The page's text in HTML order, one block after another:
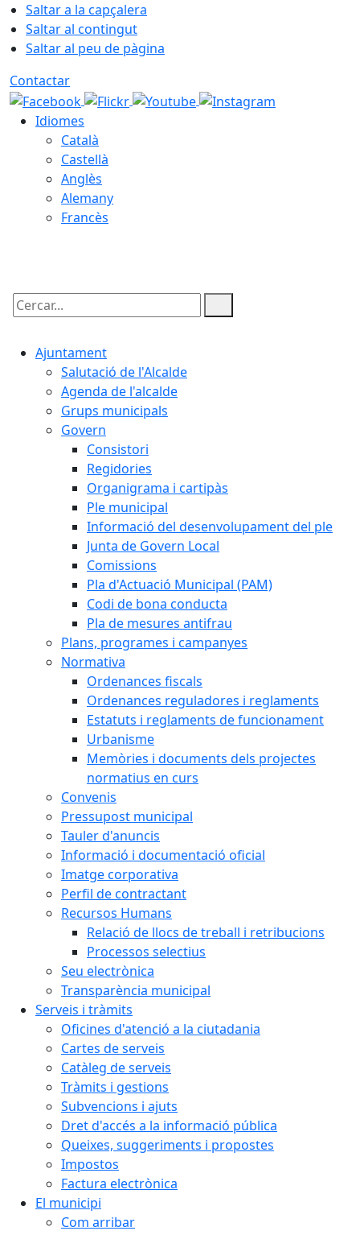
Saltar a la capçalera
Saltar al contingut
Saltar al peu de pàgina
Contactar
Idiomes
Català
Castellà
Anglès
Alemany
Francès
Cercar:
Ajuntament
Salutació de l'Alcalde
Agenda de l'alcalde
Grups municipals
Govern
Consistori
Regidories
Organigrama i cartipàs
Ple municipal
Informació del desenvolupament del ple
Junta de Govern Local
Comissions
Pla d'Actuació Municipal (PAM)
Codi de bona conducta
Pla de mesures antifrau
Plans, programes i campanyes
Normativa
Ordenances fiscals
Ordenances reguladores i reglaments
Estatuts i reglaments de funcionament
Urbanisme
Memòries i documents dels projectes
normatius en curs
Convenis
Pressupost municipal
Tauler d'anuncis
Informació i documentació oficial
Imatge corporativa
Perfil de contractant
Recursos Humans
Relació de llocs de treball i retribucions
Processos selectius
Seu electrònica
Transparència municipal
Serveis i tràmits
Oficines d'atenció a la ciutadania
Cartes de serveis
Catàleg de serveis
Tràmits i gestions
Subvencions i ajuts
Dret d'accés a la informació pública
Queixes, suggeriments i propostes
Impostos
Factura electrònica
El municipi
Com arribar